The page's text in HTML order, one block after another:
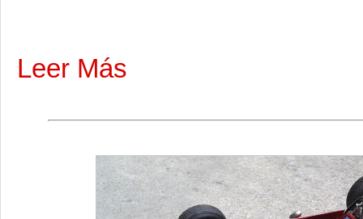
Leer Más